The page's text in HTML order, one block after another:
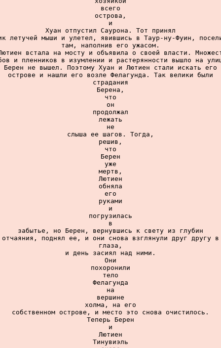
всего
острова,
и
Хуан отпустил Саурона. Тот принял
летучей мыши и улетел, явившись в Таур-ну-Фуин,
там, наполнив его ужасом.
встала на мосту и объявила о своей власти.
и пленников в изумлении и растерянности вышло на
Берен не вышел. Поэтому Хуан и Лютиен стали искать его
острове и нашли его возле Фелагунда. Так велики были
страдания
Берена,
что
он
продолжал
лежать
не
слыша ее шагов. Тогда,
решив,
что
Берен
уже
мертв,
Лютиен
обняла
его
руками
и
погрузилась
в
забытье, но Берен, вернувшись к свету из глубин
отчаяния, поднял ее, и они снова взглянули друг другу в
глаза,
и день засиял над ними.
Они
похоронили
тело
Фелагунда
на
вершине
холма, на его
собственном острове, и место это снова очистилось.
Теперь Берен
и
Лютиен
Тинувиэль